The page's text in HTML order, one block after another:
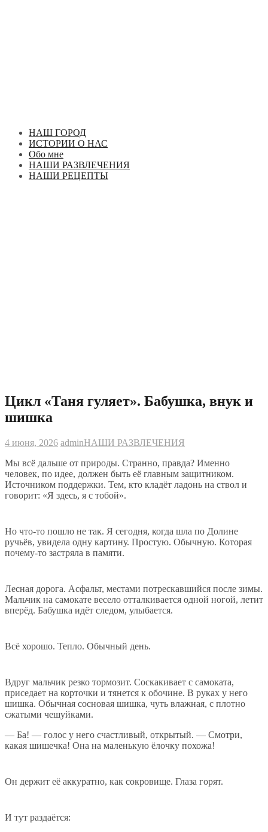
НАШ ГОРОД
ИСТОРИИ О НАС
Обо мне
НАШИ РАЗВЛЕЧЕНИЯ
НАШИ РЕЦЕПТЫ
Цикл «Таня гуляет». Бабушка, внук и
шишка
4 июня, 2026 adminНАШИ РАЗВЛЕЧЕНИЯ
Мы всё дальше от природы. Странно, правда? Именно
человек, по идее, должен быть её главным защитником.
Источником поддержки. Тем, кто кладёт ладонь на ствол и
говорит: «Я здесь, я с тобой».
Но что-то пошло не так. Я сегодня, когда шла по Долине
ручьёв, увидела одну картину. Простую. Обычную. Которая
почему-то застряла в памяти.
Лесная дорога. Асфальт, местами потрескавшийся после зимы.
Мальчик на самокате весело отталкивается одной ногой, летит
вперёд. Бабушка идёт следом, улыбается.
Всё хорошо. Тепло. Обычный день.
Вдруг мальчик резко тормозит. Соскакивает с самоката,
приседает на корточки и тянется к обочине. В руках у него
шишка. Обычная сосновая шишка, чуть влажная, с плотно
сжатыми чешуйками.
— Ба! — голос у него счастливый, открытый. — Смотри,
какая шишечка! Она на маленькую ёлочку похожа!
Он держит её аккуратно, как сокровище. Глаза горят.
И тут раздаётся: